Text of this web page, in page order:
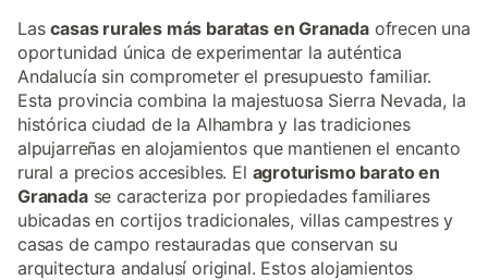
Lascasas rurales más baratas en Granadaofrecen una
oportunidad única de experimentar la auténtica
Andalucía sin comprometer el presupuesto familiar.
Esta provincia combina la majestuosa Sierra Nevada, la
histórica ciudad de la Alhambra y las tradiciones
alpujarreñas en alojamientos que mantienen el encanto
rural a precios accesibles. El agroturismo barato en
Granadase caracteriza por propiedades familiares
ubicadas en cortijos tradicionales, villas campestres y
casas de campo restauradas que conservan su
arquitectura andalusí original. Estos alojamientos